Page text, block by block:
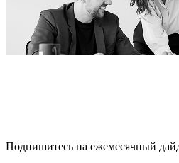
Подпишитесь на ежемесячный